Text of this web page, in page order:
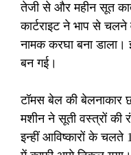
तेजी से और महीन सूत
कार्टराइट ने भाप से
नामक करघा बना
बन गई।
टॉमस बेल की बेलनाकार
मशीन ने सूती वस्त्रों की
इन्हीं आविष्कारों के चलते